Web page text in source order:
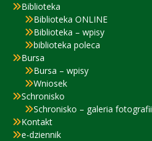
Biblioteka
Biblioteka ONLINE
Biblioteka – wpisy
biblioteka poleca
Bursa
Bursa – wpisy
Wniosek
Schronisko
Schronisko – galeria fotografii
Kontakt
e-dziennik